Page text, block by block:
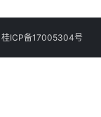
桂ICP备17005304号